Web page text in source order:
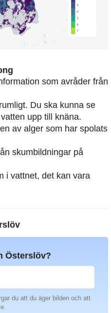
som avråder från
Du ska kunna se
upp till knäna.
av alger som har spolats
skumbildningar på
i vattnet, det kan vara
Österslöv?
du att du äger bilden och att